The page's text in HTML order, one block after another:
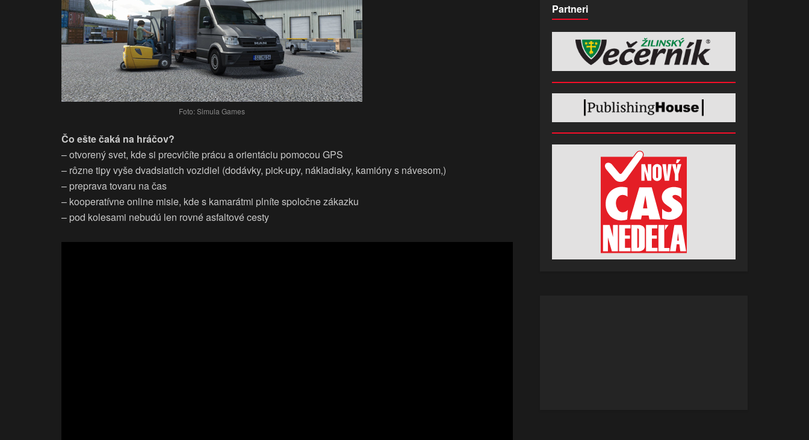
Foto: Simula Games
Čo ešte čaká na hráčov?
– otvorený svet, kde si precvičíte prácu a orientáciu pomocou GPS
– rôzne tipy vyše dvadsiatich vozidiel (dodávky, pick-upy, nákladiaky, kamióny s návesom,)
– preprava tovaru na čas
– kooperatívne online misie, kde s kamarátmi plníte spoločne zákazku
– pod kolesami nebudú len rovné asfaltové cesty
Partneri